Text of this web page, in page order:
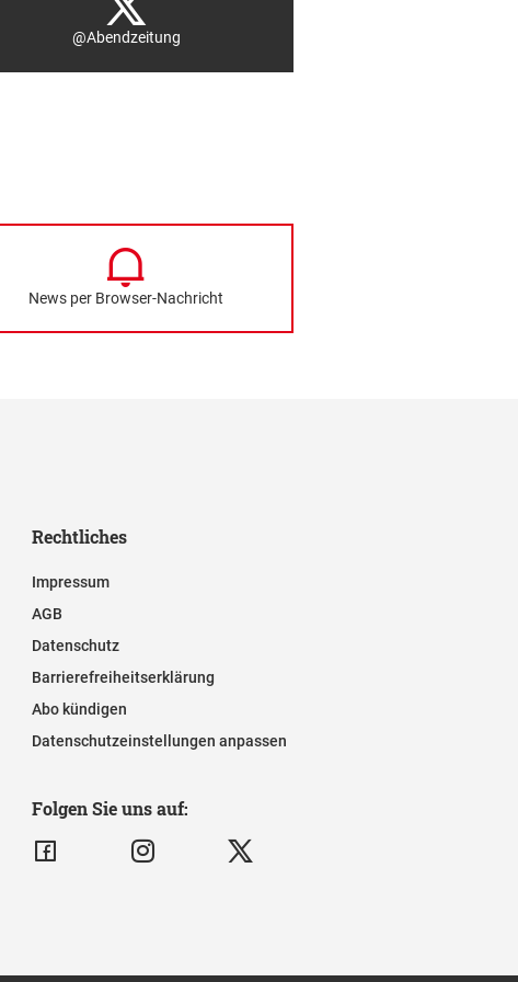
@Abendzeitung
News per Browser-Nachricht
Rechtliches
Impressum
AGB
Datenschutz
Barrierefreiheitserklärung
Abo kündigen
Datenschutzeinstellungen anpassen
Folgen Sie uns auf: